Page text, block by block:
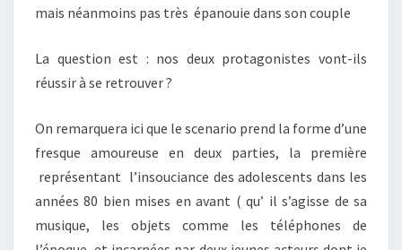
mais néanmoins pas très épanouie dans son couple
La question est : nos deux protagonistes vont-ils
réussir à se retrouver ?
On remarquera ici que le scenario prend la forme d’une
fresque amoureuse en deux parties, la première
représentant l’insouciance des adolescents dans les
années 80 bien mises en avant ( qu’ il s’agisse de sa
musique, les objets comme les téléphones de